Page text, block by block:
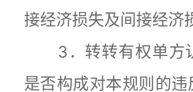
接经济损失及间接经济
3．转转有权单方
是否构成对本规则的